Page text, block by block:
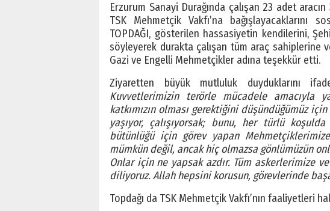
Erzurum Sanayi Durağında çalışan 23 adet
TSK Mehmetçik Vakfı’na bağışlayacaklarını
TOPDAĞI, gösterilen hassasiyetin kendilerini,
söyleyerek durakta çalışan tüm araç
Gazi ve Engelli Mehmetçikler adına teşekkür etti.
Ziyaretten büyük mutluluk duyduklarını
Kuvvetlerimizin terörle mücadele amacıyla
katkımızın olması gerektiğini düşündüğümüz
yaşıyor, çalışıyorsak; bunu, her türlü
bütünlüğü için görev yapan
mümkün değil, ancak hiç olmazsa gönlümüzün
Onlar için ne yapsak azdır. Tüm askerlerimize
diliyoruz. Allah hepsini korusun, görevlerinde
Topdağı da TSK Mehmetçik Vakfı’nın faaliyetleri